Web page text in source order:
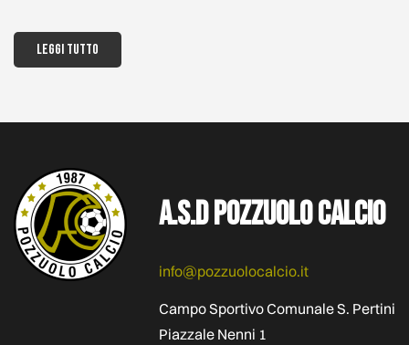
Leggi tutto
A.S.D Pozzuolo Calcio
info@pozzuolocalcio.it
Campo Sportivo Comunale S. Pertini
Piazzale Nenni 1